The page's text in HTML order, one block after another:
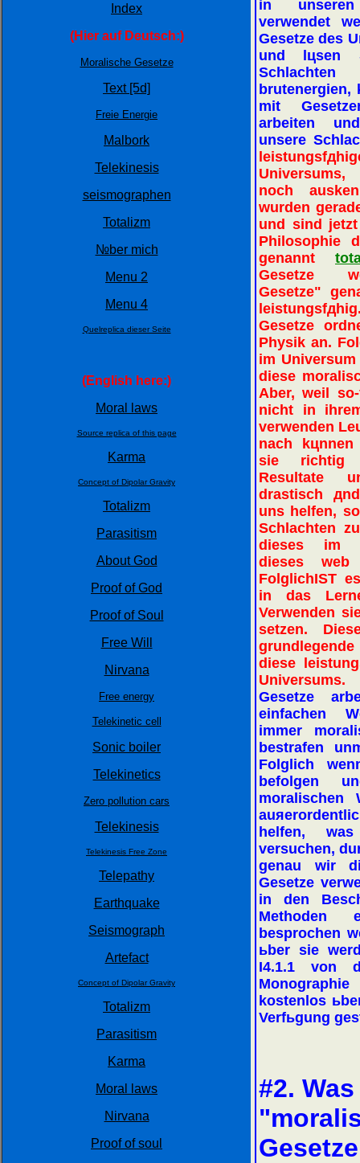
Index
(Hier auf Deutsch:)
Moralische Gesetze
Text [5d]
Freie Energie
Malbork
Telekinesis
seismographen
Totalizm
№ber mich
Menu 2
Menu 4
Quelreplica dieser Seite
(English here:)
Moral laws
Source replica of this page
Karma
Concept of Dipolar Gravity
Totalizm
Parasitism
About God
Proof of God
Proof of Soul
Free Will
Nirvana
Free energy
Telekinetic cell
Sonic boiler
Telekinetics
Zero pollution cars
Telekinesis
Telekinesis Free Zone
Telepathy
Earthquake
Seismograph
Artefact
Concept of Dipolar Gravity
Totalizm
Parasitism
Karma
Moral laws
Nirvana
Proof of soul
in
verwendet
Gesetze des
und lцsen
brutenergien,
mit
arbeiten
unsere
noch
wurden
und sind
Philosophie
genannt
Gesetze
Gesetze"
Gesetze
Physik an.
im
diese
Aber, weil
nicht in
verwenden
nach kцnnen
sie richtig
Resultate
drastisch
uns helfen,
Schlachten
dieses im
dieses
FolglichIST
in das
Verwenden
setzen.
diese
Gesetze
einfachen
immer
bestrafen
Folglich
befolgen
moralischen
helfen,
versuchen,
genau wir
Gesetze
in den
Methoden
besprochen
ьber sie
I4.1.1 von
kostenlos
Verfьgung
#2.